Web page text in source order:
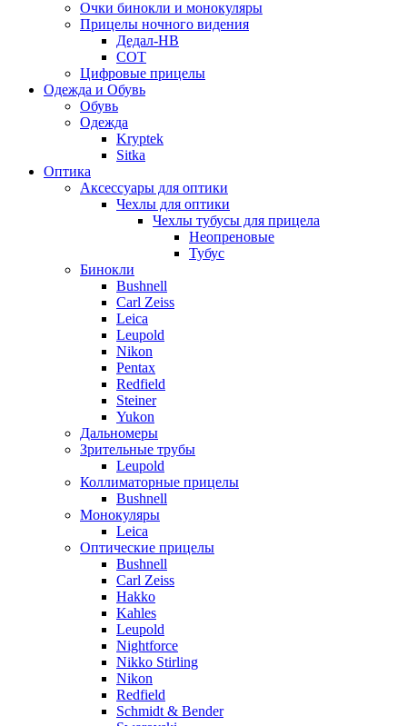
Очки бинокли и монокуляры
Прицелы ночного видения
Дедал-НВ
СОТ
Цифровые прицелы
Одежда и Обувь
Обувь
Одежда
Kryptek
Sitka
Оптика
Аксессуары для оптики
Чехлы для оптики
Чехлы тубусы для прицела
Неопреновые
Тубус
Бинокли
Bushnell
Carl Zeiss
Leica
Leupold
Nikon
Pentax
Redfield
Steiner
Yukon
Дальномеры
Зрительные трубы
Leupold
Коллиматорные прицелы
Bushnell
Монокуляры
Leica
Оптические прицелы
Bushnell
Carl Zeiss
Hakko
Kahles
Leupold
Nightforce
Nikko Stirling
Nikon
Redfield
Schmidt & Bender